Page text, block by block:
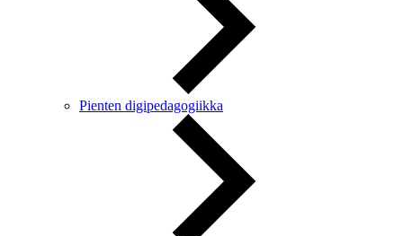
Pienten digipedagogiikka